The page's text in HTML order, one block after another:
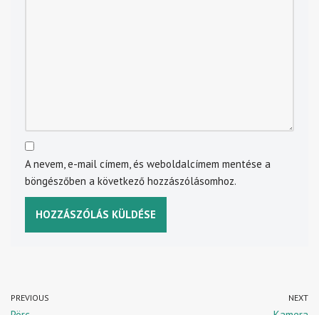
A nevem, e-mail címem, és weboldalcímem mentése a
böngészőben a következő hozzászólásomhoz.
PREVIOUS NEXT